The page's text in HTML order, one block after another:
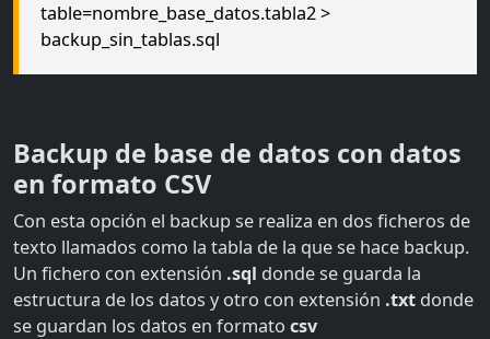
table=nombre_base_datos.tabla2 >
backup_sin_tablas.sql
Backup de base de datos con datos
en formato CSV
Con esta opción el backup se realiza en dos ficheros de
texto llamados como la tabla de la que se hace backup.
Un fichero con extensión .sql donde se guarda la
estructura de los datos y otro con extensión .txt donde
se guardan los datos en formato csv